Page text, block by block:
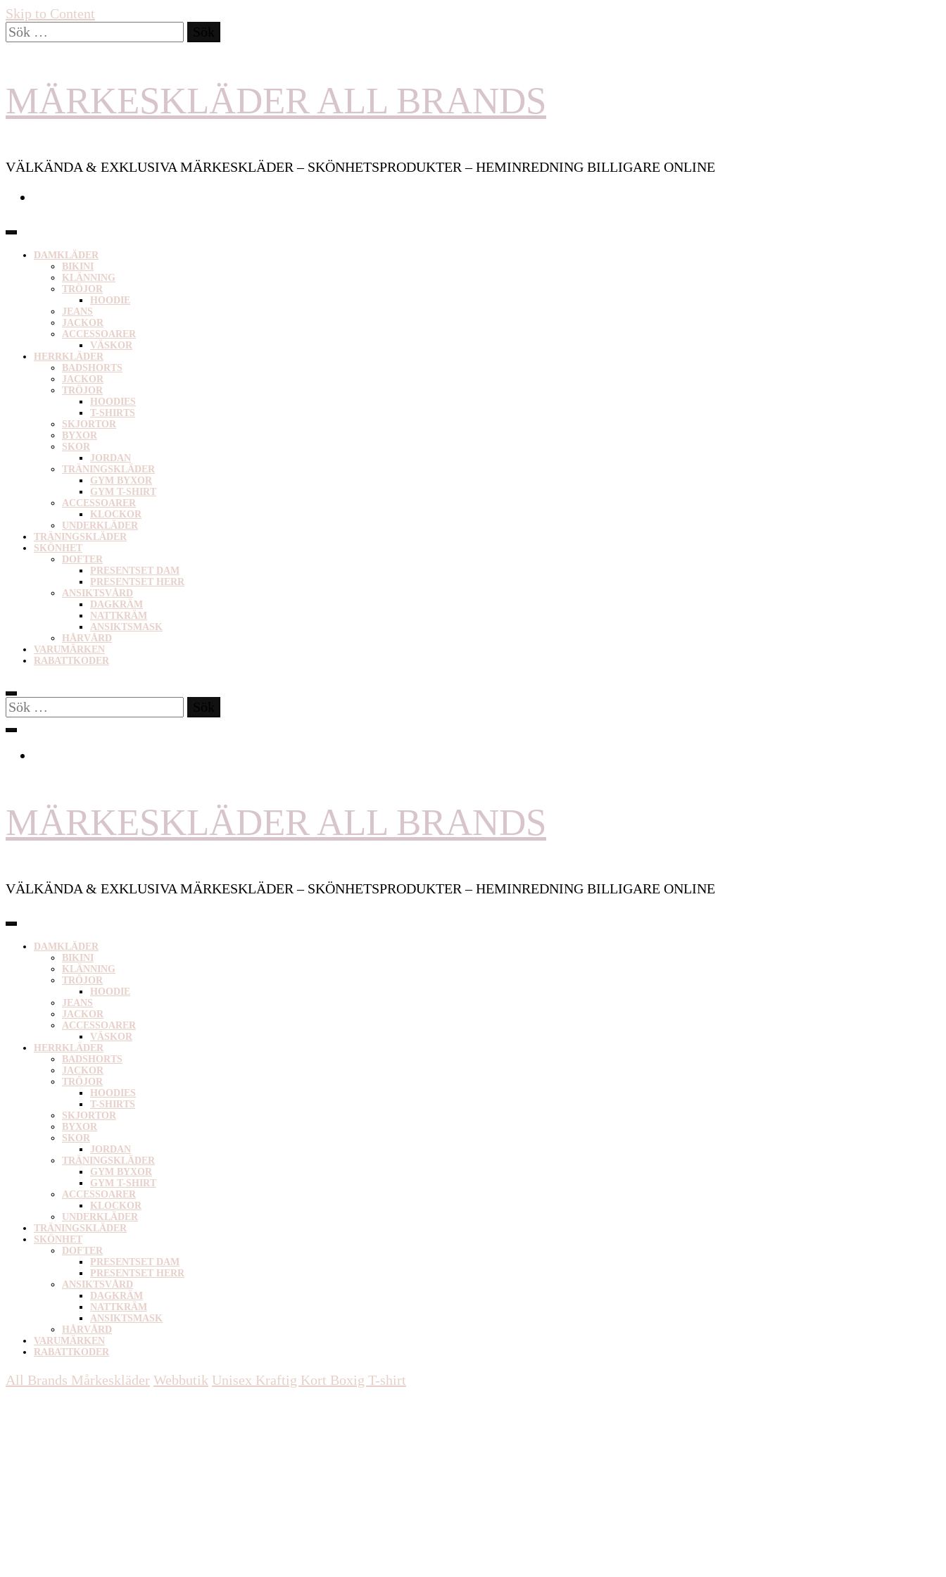
Skip to Content
Sök
efter:
MÄRKESKLÄDER ALL BRANDS
VÄLKÄNDA & EXKLUSIVA MÄRKESKLÄDER – SKÖNHETSPRODUKTER – HEMINREDNING BILLIGARE ONLINE
DAMKLÄDER
BIKINI
KLÄNNING
TRÖJOR
HOODIE
JEANS
JACKOR
ACCESSOARER
VÄSKOR
HERRKLÄDER
BADSHORTS
JACKOR
TRÖJOR
HOODIES
T-SHIRTS
SKJORTOR
BYXOR
SKOR
JORDAN
TRÄNINGSKLÄDER
GYM BYXOR
GYM T-SHIRT
ACCESSOARER
KLOCKOR
UNDERKLÄDER
TRÄNINGSKLÄDER
SKÖNHET
DOFTER
PRESENTSET DAM
PRESENTSET HERR
ANSIKTSVÅRD
DAGKRÄM
NATTKRÄM
ANSIKTSMASK
HÅRVÅRD
VARUMÄRKEN
RABATTKODER
Sök
efter:
MÄRKESKLÄDER ALL BRANDS
VÄLKÄNDA & EXKLUSIVA MÄRKESKLÄDER – SKÖNHETSPRODUKTER – HEMINREDNING BILLIGARE ONLINE
DAMKLÄDER
BIKINI
KLÄNNING
TRÖJOR
HOODIE
JEANS
JACKOR
ACCESSOARER
VÄSKOR
HERRKLÄDER
BADSHORTS
JACKOR
TRÖJOR
HOODIES
T-SHIRTS
SKJORTOR
BYXOR
SKOR
JORDAN
TRÄNINGSKLÄDER
GYM BYXOR
GYM T-SHIRT
ACCESSOARER
KLOCKOR
UNDERKLÄDER
TRÄNINGSKLÄDER
SKÖNHET
DOFTER
PRESENTSET DAM
PRESENTSET HERR
ANSIKTSVÅRD
DAGKRÄM
NATTKRÄM
ANSIKTSMASK
HÅRVÅRD
VARUMÄRKEN
RABATTKODER
All Brands Mårkeskläder Webbutik Unisex Kraftig Kort Boxig T-shirt